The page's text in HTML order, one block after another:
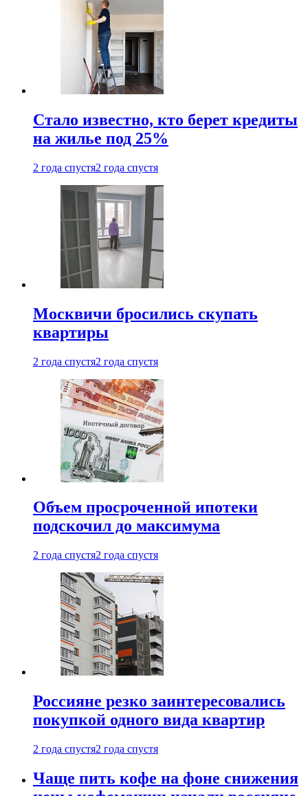
Стало известно, кто берет кредиты
на жилье под 25%
2 года спустя2 года спустя
Москвичи бросились скупать
квартиры
2 года спустя2 года спустя
Объем просроченной ипотеки
подскочил до максимума
2 года спустя2 года спустя
Россияне резко заинтересовались
покупкой одного вида квартир
2 года спустя2 года спустя
Чаще пить кофе на фоне снижения